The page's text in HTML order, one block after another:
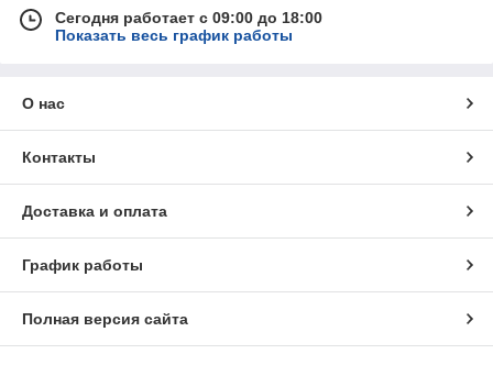
Сегодня работает с 09:00 до 18:00
Показать весь график работы
О нас
Контакты
Доставка и оплата
График работы
Полная версия сайта